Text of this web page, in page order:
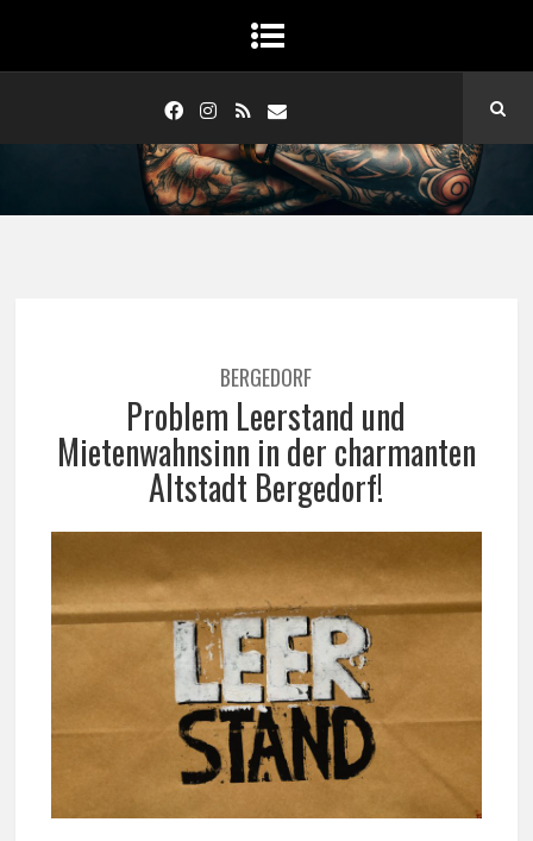
BERGEDORF
Problem Leerstand und
Mietenwahnsinn in der charmanten
Altstadt Bergedorf!